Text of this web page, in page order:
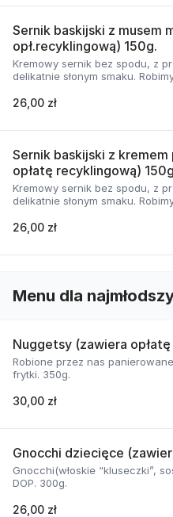
Sernik baskijski z musem
opł.recyklingową) 150g.
Kremowy sernik bez spodu, z
delikatnie słonym smaku.
26,00 zł
Sernik baskijski z
opłatę recyklingową)
Kremowy sernik bez spodu, z
delikatnie słonym smaku.
26,00 zł
Menu dla
Nuggetsy (zawiera
Robione przez nas
frytki. 350g.
30,00 zł
Gnocchi dziecięce
Gnocchi(włoskie “kluseczki”,
DOP. 300g.
26,00 zł